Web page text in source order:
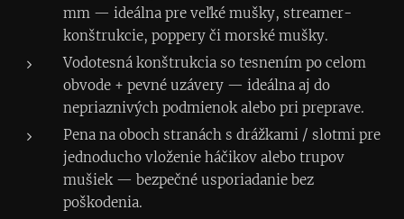
mm — ideálna pre veľké mušky, streamer-
konštrukcie, poppery či morské mušky.
Vodotesná konštrukcia so tesnením po celom
obvode + pevné uzávery — ideálna aj do
nepriaznivých podmienok alebo pri preprave.
Pena na oboch stranách s drážkami / slotmi pre
jednoducho vloženie háčikov alebo trupov
mušiek — bezpečné usporiadanie bez
poškodenia.